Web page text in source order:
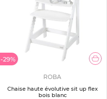
-29%
ROBA
Chaise haute évolutive sit up flex
bois blanc